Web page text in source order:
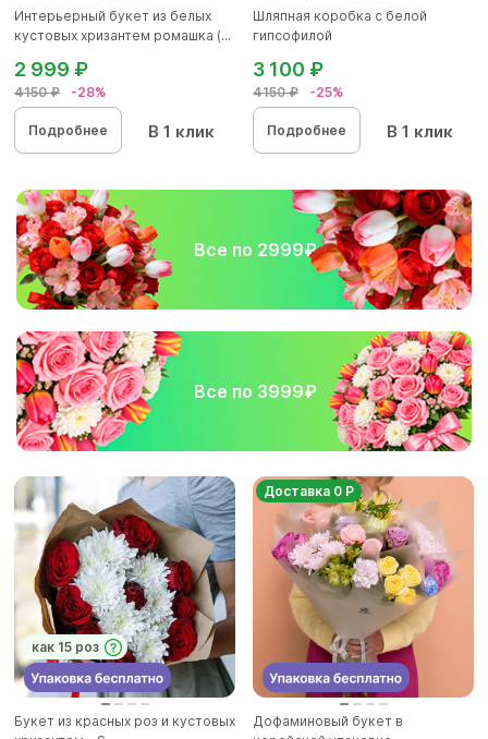
Интерьерный букет из белых
кустовых хризантем ромашка (...
4150 ₽ -28%
2 999 ₽
Подробнее В 1 клик
Шляпная коробка с белой
гипсофилой
4150 ₽ -25%
3 100 ₽
Подробнее В 1 клик
Все по 2999₽
Все по 3999₽
как 15 роз
Букет из красных роз и кустовых
Доставка 0 Р
Дофаминовый букет в